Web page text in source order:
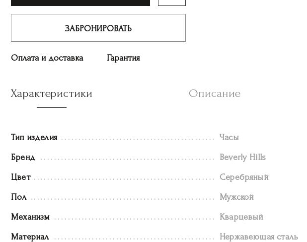
ЗАБРОНИРОВАТЬ
Оплата и доставка Гарантия
Характеристики Описание
Тип изделия Часы
Бренд Beverly Hills
Цвет Серебряный
Пол Мужской
Механизм Кварцевый
Материал
Нержавеющая сталь